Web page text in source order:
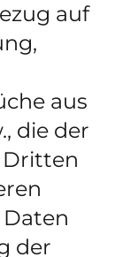
auf
aus
die der
der